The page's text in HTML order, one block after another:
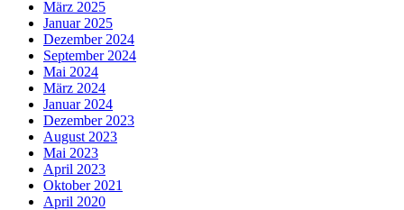
März 2025
Januar 2025
Dezember 2024
September 2024
Mai 2024
März 2024
Januar 2024
Dezember 2023
August 2023
Mai 2023
April 2023
Oktober 2021
April 2020